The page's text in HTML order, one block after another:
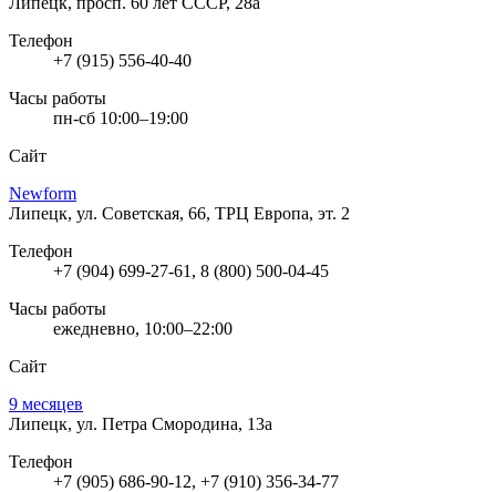
Телефон
+7 (915) 556-40-40
Часы работы
пн-сб 10:00–19:00
Сайт
Newform
Липецк, ул. Советская, 66, ТРЦ Европа, эт. 2
Телефон
+7 (904) 699-27-61, 8 (800) 500-04-45
Часы работы
ежедневно, 10:00–22:00
Сайт
9 месяцев
Липецк, ул. Петра Смородина, 13а
Телефон
+7 (905) 686-90-12, +7 (910) 356-34-77